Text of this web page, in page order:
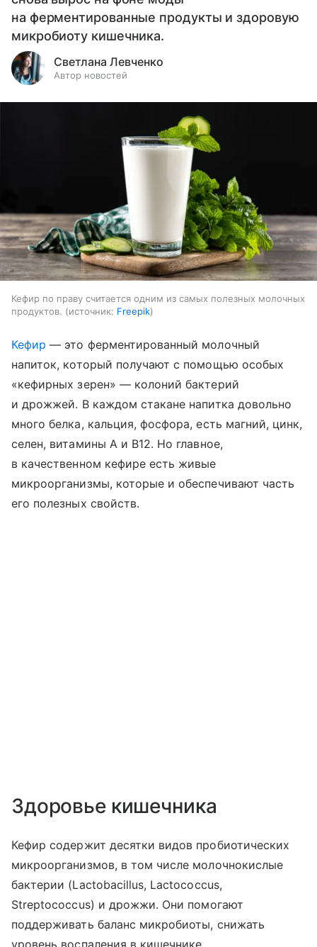
на ферментированные продукты и здоровую
микробиоту кишечника.
Светлана Левченко
Автор новостей
Кефир по праву считается одним из самых полезных молочных
продуктов.
источник: Freepik
Кефир — это ферментированный молочный
напиток, который получают с помощью особых
«кефирных зерен» — колоний бактерий
и дрожжей. В каждом стакане напитка довольно
много белка, кальция, фосфора, есть магний, цинк,
селен, витамины A и B12. Но главное,
в качественном кефире есть живые
микроорганизмы, которые и обеспечивают часть
его полезных свойств.
Здоровье кишечника
Кефир содержит десятки видов пробиотических
микроорганизмов, в том числе молочнокислые
бактерии (Lactobacillus, Lactococcus,
Streptococcus) и дрожжи. Они помогают
поддерживать баланс микробиоты, снижать